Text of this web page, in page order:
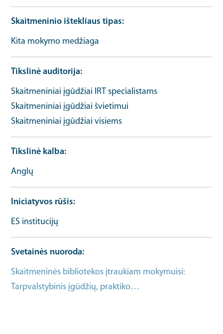
Skaitmeninio ištekliaus tipas
Kita mokymo medžiaga
Tikslinė auditorija
Skaitmeniniai įgūdžiai IRT specialistams
Skaitmeniniai įgūdžiai švietimui
Skaitmeniniai įgūdžiai visiems
Tikslinė kalba
Anglų
Iniciatyvos rūšis
ES institucijų
Svetainės nuoroda
Skaitmeninės bibliotekos įtraukiam mokymuisi:
Tarpvalstybinis įgūdžių, praktiko…